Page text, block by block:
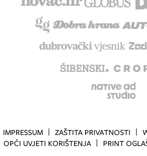
IMPRESSUM ZAŠTITA PRIVATNOSTI
OPĆI UVJETI KORIŠTENJA
PRINT